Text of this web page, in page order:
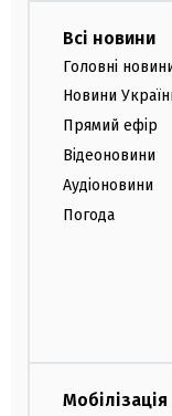
Всі новини
Головні
Новини
Прямий ефір
Відеоновини
Аудіоновини
Погода
Мобілізація